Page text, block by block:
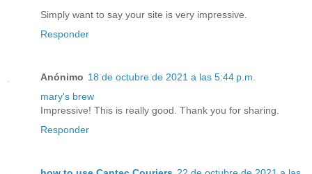
Simply want to say your site is very impressive.
Responder
Anónimo 18 de octubre de 2021 a las 5:44 p.m.
mary's brew
Impressive! This is really good. Thank you for sharing.
Responder